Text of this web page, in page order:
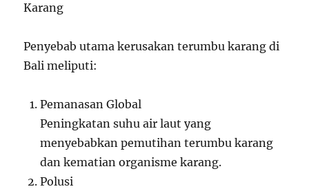
Karang
Penyebab utama kerusakan terumbu karang di
Bali meliputi:
Pemanasan Global
Peningkatan suhu air laut yang
menyebabkan pemutihan terumbu karang
dan kematian organisme karang.
Polusi